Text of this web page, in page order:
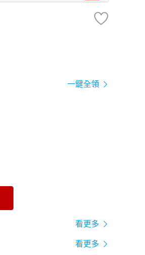
一鍵全領
看更多
看更多